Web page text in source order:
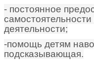
- постоянное
деятельности;
-помощь детям
подсказывающая.